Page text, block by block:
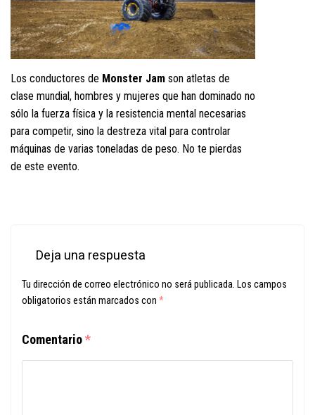
Los conductores de Monster Jam son atletas de
clase mundial, hombres y mujeres que han dominado no
sólo la fuerza física y la resistencia mental necesarias
para competir, sino la destreza vital para controlar
máquinas de varias toneladas de peso. No te pierdas
de este evento.
Deja una respuesta
Tu dirección de correo electrónico no será publicada. Los campos
obligatorios están marcados con *
Comentario*